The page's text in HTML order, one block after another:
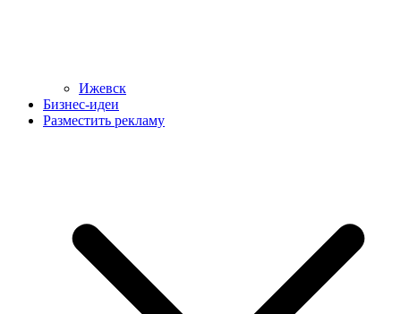
Ижевск
Бизнес-идеи
Разместить рекламу